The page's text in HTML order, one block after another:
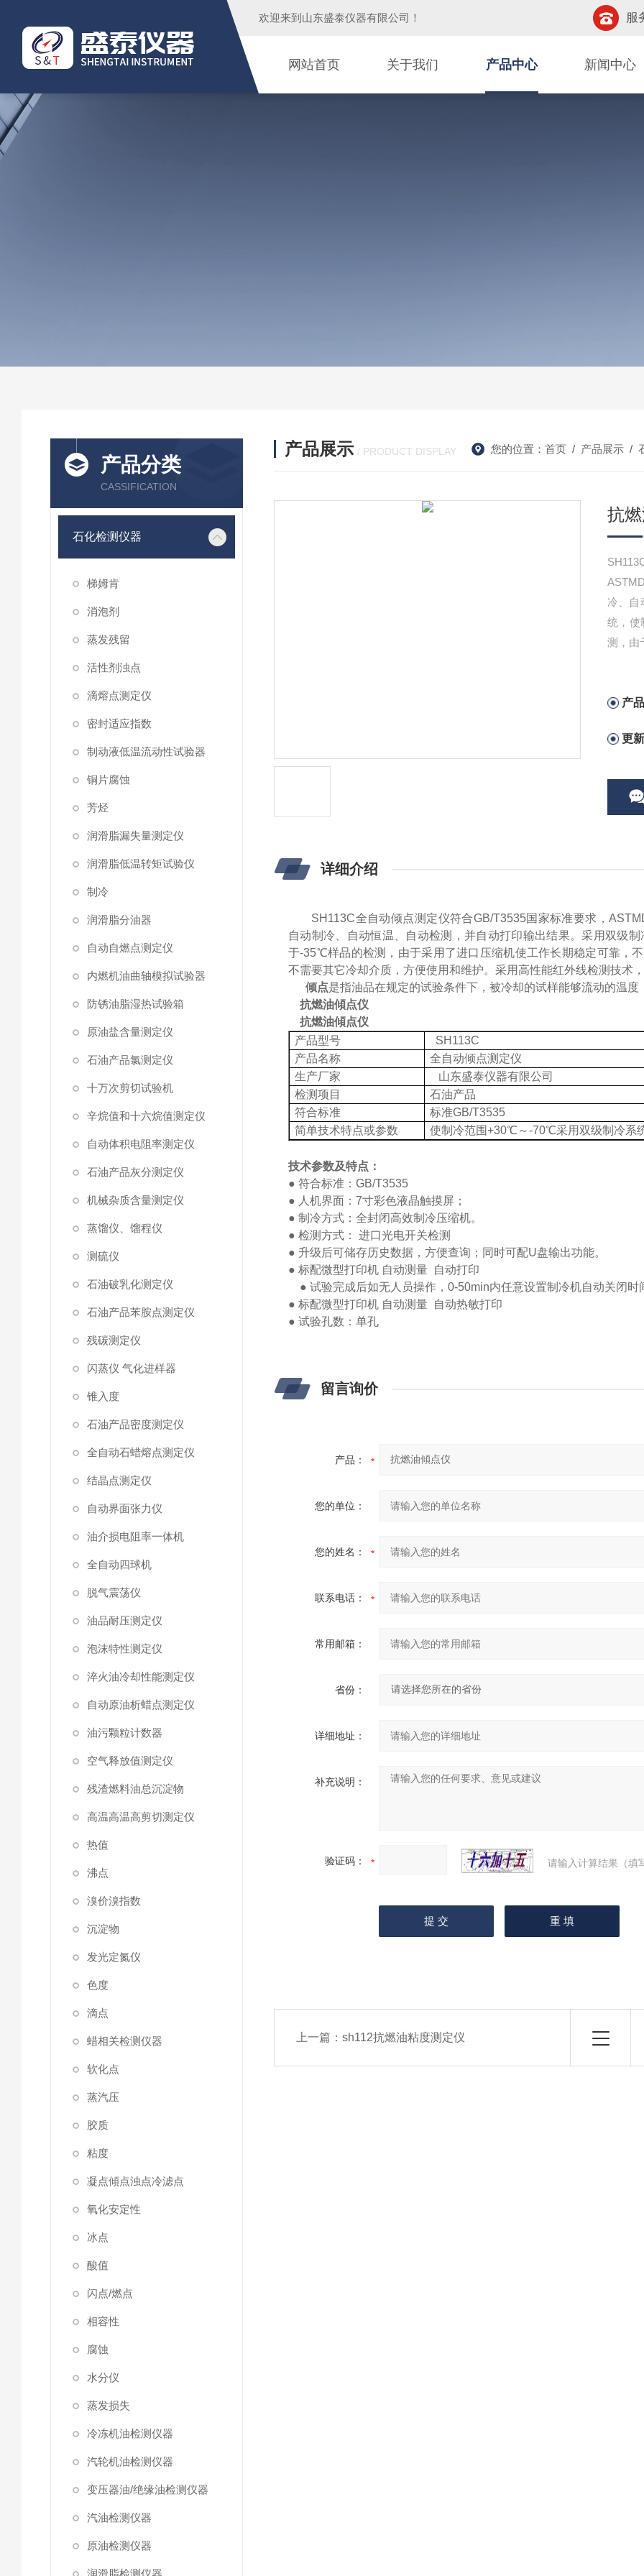
欢迎来到 山东盛泰仪器有限公司 ！ 服
网站首页 关于我们 产品中心 新闻中心
产品分类
CASSIFICATION
石化检测仪器
梯姆肯
消泡剂
蒸发残留
活性剂浊点
滴熔点测定仪
密封适应指数
制动液低温流动性试验器
铜片腐蚀
芳烃
润滑脂漏失量测定仪
润滑脂低温转矩试验仪
制冷
润滑脂分油器
自动自燃点测定仪
内燃机油曲轴模拟试验器
防锈油脂湿热试验箱
原油盐含量测定仪
石油产品氯测定仪
十万次剪切试验机
辛烷值和十六烷值测定仪
自动体积电阻率测定仪
石油产品灰分测定仪
机械杂质含量测定仪
蒸馏仪、馏程仪
测硫仪
石油破乳化测定仪
石油产品苯胺点测定仪
残碳测定仪
闪蒸仪 气化进样器
锥入度
石油产品密度测定仪
全自动石蜡熔点测定仪
结晶点测定仪
自动界面张力仪
油介损电阻率一体机
全自动四球机
脱气震荡仪
油品耐压测定仪
泡沫特性测定仪
淬火油冷却性能测定仪
自动原油析蜡点测定仪
油污颗粒计数器
空气释放值测定仪
残渣燃料油总沉淀物
高温高温高剪切测定仪
热值
沸点
溴价溴指数
沉淀物
发光定氮仪
色度
滴点
蜡相关检测仪器
软化点
蒸汽压
胶质
粘度
凝点傾点浊点冷滤点
氧化安定性
冰点
酸值
闪点/燃点
相容性
腐蚀
水分仪
蒸发损失
冷冻机油检测仪器
汽轮机油检测仪器
变压器油/绝缘油检测仪器
汽油检测仪器
原油检测仪器
润滑脂检测仪器
产品展示 / PRODUCT DISPLAY 您的位置： 首页 / 产品展示 /
抗
冷、自
统，
测，由
产
更
详细介绍
SH113C全自动倾点测定仪符合GB/T3535国家标准要求，
自动制冷、自动恒温、自动检测，并自动打印输出结果。采用双级制
于-35℃样品的检测，由于采用了进口压缩机使工作长期稳定可靠，
不需要其它冷却介质，方便使用和维护。采用高性能红外线检测技术
倾点是指油品在规定的试验条件下，被冷却的试样能够流动的温度
抗燃油傾点仪
抗燃油傾点仪
产品型号
SH113C
产品名称
全自动倾点测定仪
生产厂家
山东盛泰仪器有限公司
检测项目
石油产品
符合标准
标准GB/T3535
简单技术特点或参数
使制冷范围+30℃～-70℃采用双级制冷系
技术参数及特点：
● 符合标准：GB/T3535
● 人机界面：7寸彩色液晶触摸屏；
● 制冷方式：全封闭高效制冷压缩机。
● 检测方式： 进口光电开关检测
● 升级后可储存历史数据，方便查询；同时可配U盘输出功能。
● 标配微型打印机 自动测量 自动打印
● 试验完成后如无人员操作，0-50min内任意设置制冷机自动关闭时
● 标配微型打印机 自动测量 自动热敏打印
● 试验孔数：单孔
留言询价
产品：
您的单位：
您的姓名：
联系电话：
常用邮箱：
省份：
详细地址：
补充说明：
验证码： 请输入计算结果（填
上一篇：sh112抗燃油粘度测定仪